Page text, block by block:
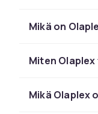
sin
eller bare
inn i og
Mikä on
Miten
Mikä Olaplex